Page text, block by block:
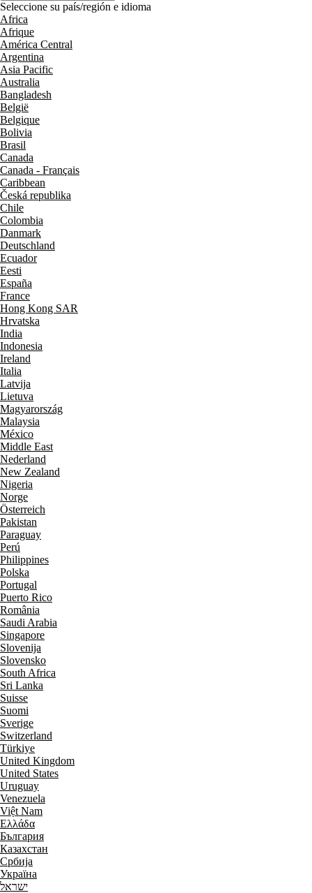
Seleccione su país/región e idioma
Africa
Afrique
América Central
Argentina
Asia Pacific
Australia
Bangladesh
België
Belgique
Bolivia
Brasil
Canada
Canada - Français
Caribbean
Česká republika
Chile
Colombia
Danmark
Deutschland
Ecuador
Eesti
España
France
Hong Kong SAR
Hrvatska
India
Indonesia
Ireland
Italia
Latvija
Lietuva
Magyarország
Malaysia
México
Middle East
Nederland
New Zealand
Nigeria
Norge
Österreich
Pakistan
Paraguay
Perú
Philippines
Polska
Portugal
Puerto Rico
România
Saudi Arabia
Singapore
Slovenija
Slovensko
South Africa
Sri Lanka
Suisse
Suomi
Sverige
Switzerland
Türkiye
United Kingdom
United States
Uruguay
Venezuela
Việt Nam
Ελλάδα
България
Казахстан
Србија
Україна
ישראל